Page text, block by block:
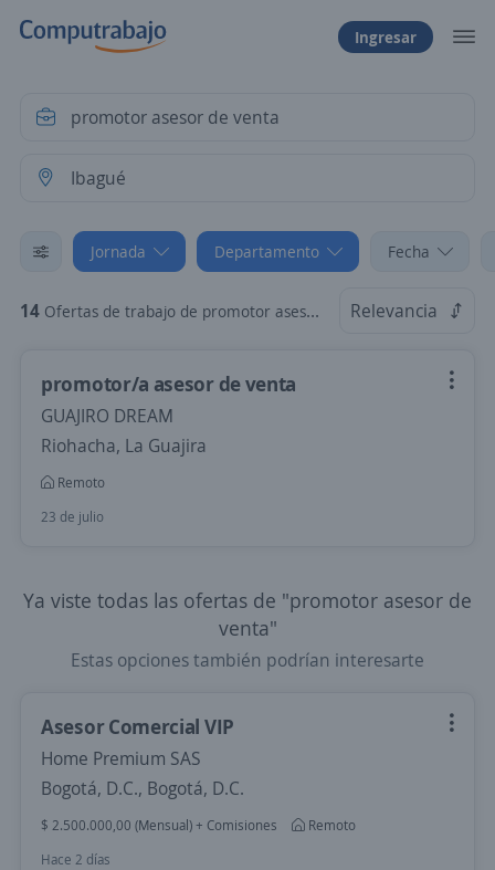
Ingresar
Jornada Departamento Fecha
14 Ofertas de trabajo de promotor asesor de venta en Ibagué, Tolima: Por Horas Relevancia
promotor/a asesor de venta
GUAJIRO DREAM
Riohacha, La Guajira
Remoto
23 de julio
Ya viste todas las ofertas de "promotor asesor de
venta"
Estas opciones también podrían interesarte
Asesor Comercial VIP
Home Premium SAS
Bogotá, D.C., Bogotá, D.C.
$ 2.500.000,00 (Mensual) + Comisiones
Remoto
Hace 2 días